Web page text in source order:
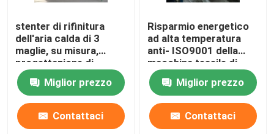
stenter di rifinitura
dell'aria calda di 3
maglie, su misura,
progettazione di
umanizzazione
Miglior prezzo
Contattaci
Risparmio energetico
ad alta temperatura
anti- ISO9001 della
macchina tessile di
Stenter
Miglior prezzo
Contattaci